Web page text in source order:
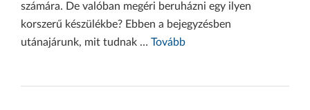
számára. De valóban megéri beruházni egy ilyen
korszerű készülékbe? Ebben a bejegyzésben
utánajárunk, mit tudnak … Tovább